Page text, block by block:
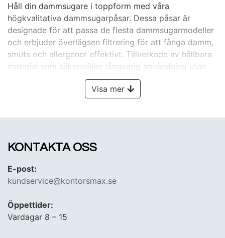
Håll din dammsugare i toppform med våra
högkvalitativa dammsugarpåsar. Dessa påsar är
designade för att passa de flesta dammsugarmodeller
och erbjuder överlägsen filtrering för att fånga damm,
smuts och allergener effektivt. Tillverkade av hållbara
material som säkerställer långvarig användning utan
att kompromissa på prestanda. Byt enkelt ut påsen när
den är full för att säkerställa att din dammsugare alltid
Visa mer
KONTAKTA OSS
E-post:
kundservice@kontorsmax.se
Öppettider:
Vardagar 8 – 15